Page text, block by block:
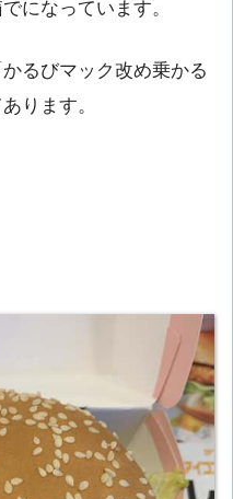
になっています。
るびマック改め乗かる
ります。